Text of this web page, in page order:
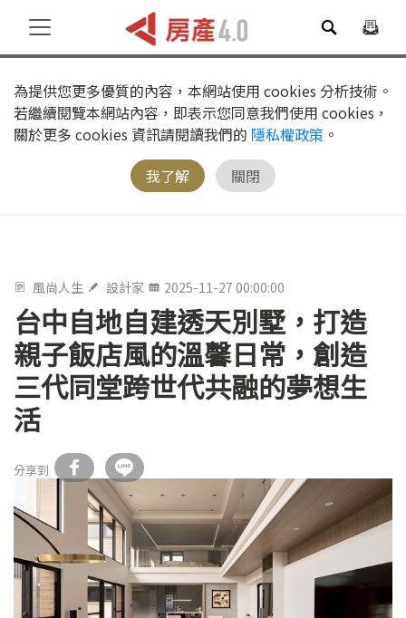
為提供您更多優質的內容，本網站使用 cookies 分析技術。
若繼續閱覽本網站內容，即表示您同意我們使用 cookies，
關於更多 cookies 資訊請閱讀我們的 隱私權政策 。
我了解
關閉
風尚人生 設計家 2025-11-27 00:00:00
台中自地自建透天別墅，打造
親子飯店風的溫馨日常，創造
三代同堂跨世代共融的夢想生
活
分享到